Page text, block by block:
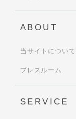
ABOUT
当サイトについて
プレスルーム
SERVICE